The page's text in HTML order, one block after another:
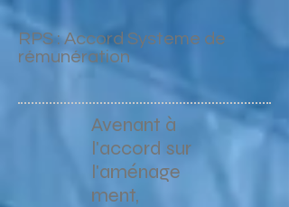
RPS : Accord Systeme de
rémunération
Avenant à
l'accord sur
l'aménage
ment,